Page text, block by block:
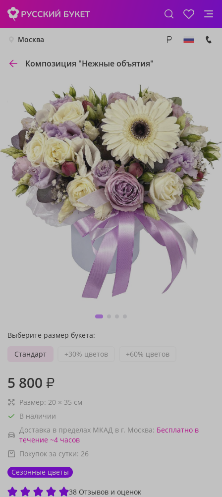
Москва
Композиция "Нежные объятия"
Выберите размер букета:
Стандарт
+30% цветов +60% цветов
5 800 ₽
Размер: 20 × 35 см
В наличии
Доставка в пределах МКАД в г. Москва: Бесплатно в
течение ~4 часов
Покупок за сутки: 26
Сезонные цветы
38 Отзывов и оценок